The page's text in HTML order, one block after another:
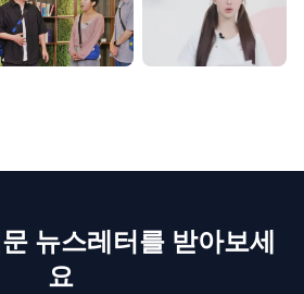
뉴스레터를 받아보세
요